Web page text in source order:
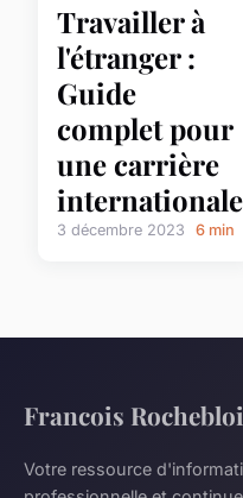
Travailler à
l'étranger :
Guide
complet pour
une carrière
internationale
3 décembre 2023 6 min
Francois
Votre ressource